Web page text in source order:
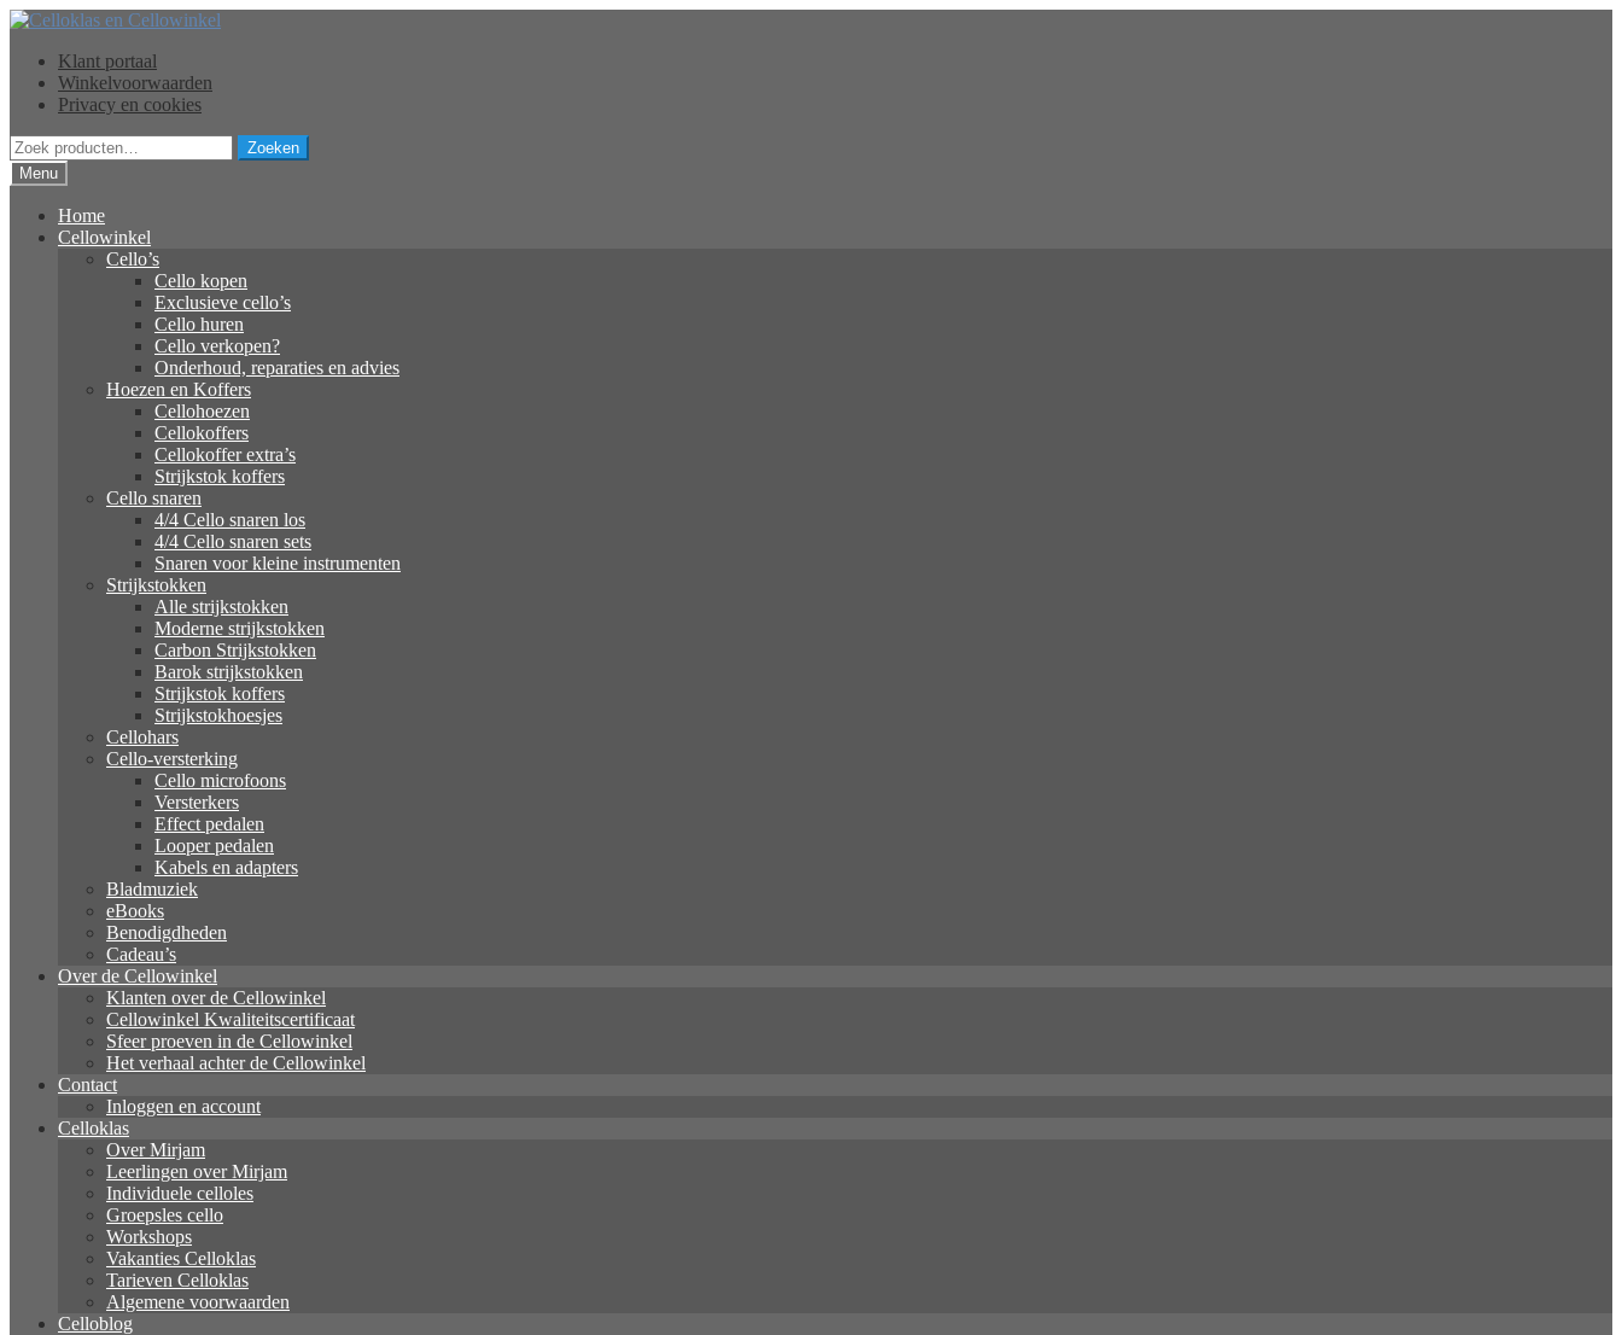
Ga
naar
navigatie
Ga
inhoud
Klant portaal
Winkelvoorwaarden
Privacy en cookies
Zoeken
naar:
Zoeken
Menu
Home
Cellowinkel
Cello’s
Cello kopen
Exclusieve cello’s
Cello huren
Cello verkopen?
Onderhoud, reparaties en advies
Hoezen en Koffers
Cellohoezen
Cellokoffers
Cellokoffer extra’s
Strijkstok koffers
Cello snaren
4/4 Cello snaren los
4/4 Cello snaren sets
Snaren voor kleine instrumenten
Strijkstokken
Alle strijkstokken
Moderne strijkstokken
Carbon Strijkstokken
Barok strijkstokken
Strijkstok koffers
Strijkstokhoesjes
Cellohars
Cello-versterking
Cello microfoons
Versterkers
Effect pedalen
Looper pedalen
Kabels en adapters
Bladmuziek
eBooks
Benodigdheden
Cadeau’s
Over de Cellowinkel
Klanten over de Cellowinkel
Cellowinkel Kwaliteitscertificaat
Sfeer proeven in de Cellowinkel
Het verhaal achter de Cellowinkel
Contact
Inloggen en account
Celloklas
Over Mirjam
Leerlingen over Mirjam
Individuele celloles
Groepsles cello
Workshops
Vakanties Celloklas
Tarieven Celloklas
Algemene voorwaarden
Celloblog